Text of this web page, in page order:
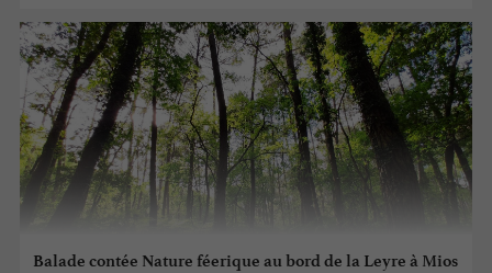
Balade contée Nature féerique au bord de la Leyre à Mios